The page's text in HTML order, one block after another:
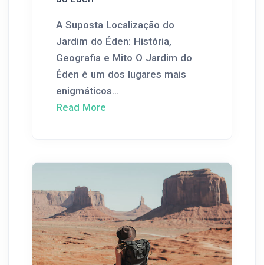
A Suposta Localização do
Jardim do Éden: História,
Geografia e Mito O Jardim do
Éden é um dos lugares mais
enigmáticos...
Read More